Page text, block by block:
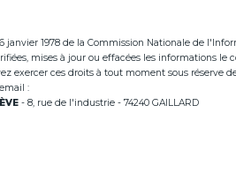
janvier 1978 de la Commission Nationale de
mises à jour ou effacées les informations
exercer ces droits à tout moment sous réserve
:
- 8, rue de l'industrie - 74240 GAILLARD